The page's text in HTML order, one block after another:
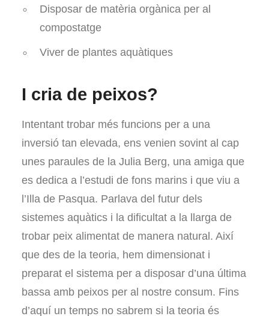
Disposar de matèria orgànica per al
compostatge
Viver de plantes aquàtiques
I cria de peixos?
Intentant trobar més funcions per a una
inversió tan elevada, ens venien sovint al cap
unes paraules de la Julia Berg, una amiga que
es dedica a l’estudi de fons marins i que viu a
l’Illa de Pasqua. Parlava del futur dels
sistemes aquàtics i la dificultat a la llarga de
trobar peix alimentat de manera natural. Així
que des de la teoria, hem dimensionat i
preparat el sistema per a disposar d’una última
bassa amb peixos per al nostre consum. Fins
d’aquí un temps no sabrem si la teoria és